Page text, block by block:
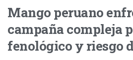
Mango peruano
campaña compleja
fenológico y riesgo